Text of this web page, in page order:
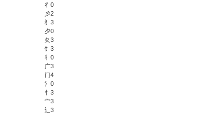
彳 0
彡2
犭 3
夕0
夊 3
饣 3
丬 0
广3
门4
氵 0
忄 3
宀3
辶 3